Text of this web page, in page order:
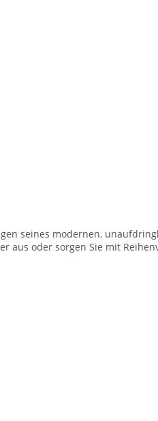
seines modernen,
aus oder sorgen Sie mit